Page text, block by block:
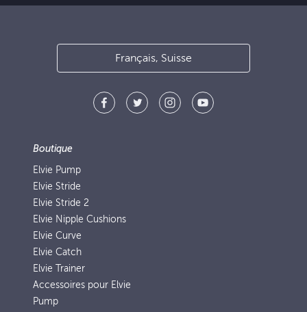
Français, Suisse
Boutique
Elvie Pump
Elvie Stride
Elvie Stride 2
Elvie Nipple Cushions
Elvie Curve
Elvie Catch
Elvie Trainer
Accessoires pour Elvie
Pump